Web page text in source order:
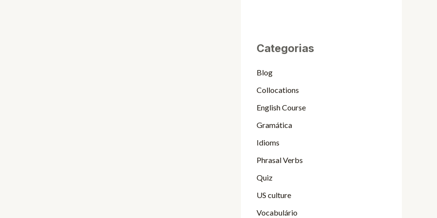
Categorias
Blog
Collocations
English Course
Gramática
Idioms
Phrasal Verbs
Quiz
US culture
Vocabulário